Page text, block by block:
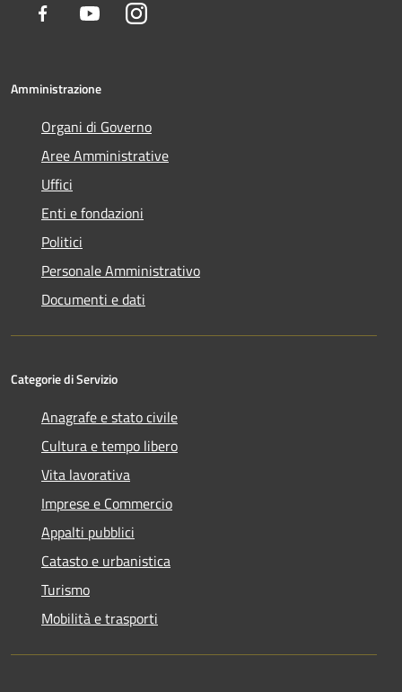
Facebook YoutubeInstagram
Amministrazione
Organi di Governo
Aree Amministrative
Uffici
Enti e fondazioni
Politici
Personale Amministrativo
Documenti e dati
Categorie di Servizio
Anagrafe e stato civile
Cultura e tempo libero
Vita lavorativa
Imprese e Commercio
Appalti pubblici
Catasto e urbanistica
Turismo
Mobilità e trasporti